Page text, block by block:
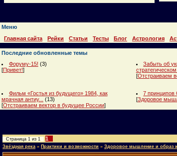
Меню
Главная сайта
Рейки Статьи Тесты Блог Астрология
Последние обновленные темы
Форуму-15! (3)
[Привет!]
Забыть об
стратегическом
[Отстраиваем
Фильм «Гостья из будущего» 1984, как
мрачная антиу...
(13)
[Отстраиваем вектор в будущее России]
7 принципов
[Здоровое
Страница 1 из 1 1
Звёздная река » Практики и возможности » Здоровое мышление и образ